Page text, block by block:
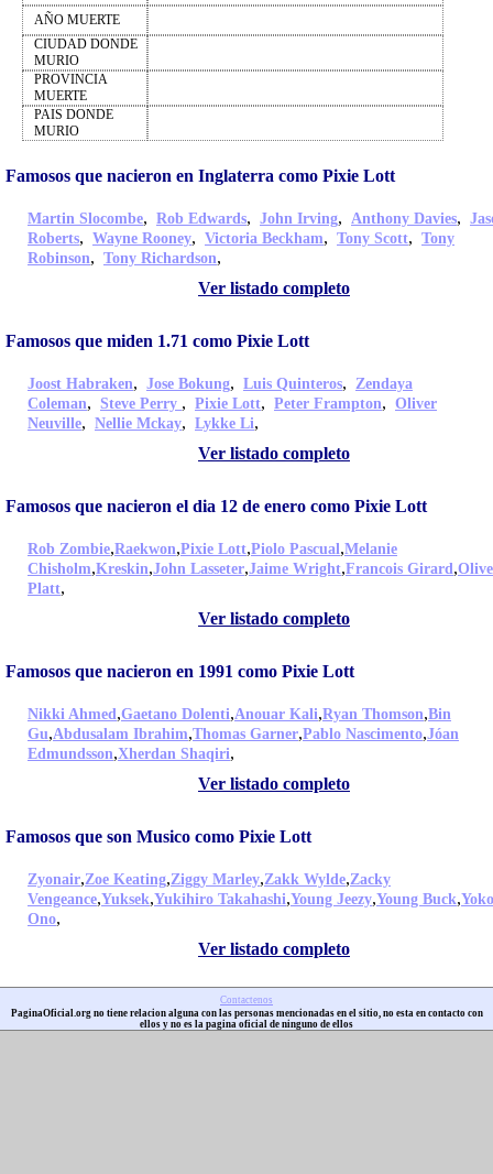
AÑO MUERTE
CIUDAD DONDE
MURIO
PROVINCIA
MUERTE
PAIS DONDE
MURIO
Famosos que nacieron en Inglaterra como Pixie Lott
Martin Slocombe, Rob Edwards, John Irving, Anthony Davies,
Roberts, Wayne Rooney, Victoria Beckham, Tony Scott, Tony
Robinson, Tony Richardson,
Ver listado completo
Famosos que miden 1.71 como Pixie Lott
Joost Habraken, Jose Bokung, Luis Quinteros, Zendaya
Coleman, Steve Perry , Pixie Lott, Peter Frampton, Oliver
Neuville, Nellie Mckay, Lykke Li,
Ver listado completo
Famosos que nacieron el dia 12 de enero como Pixie Lott
Rob Zombie,Raekwon,Pixie Lott,Piolo Pascual,Melanie
Chisholm,Kreskin,John Lasseter,Jaime Wright,Francois Girard,
Platt,
Ver listado completo
Famosos que nacieron en 1991 como Pixie Lott
Nikki Ahmed,Gaetano Dolenti,Anouar Kali,Ryan Thomson,Bin
Gu,Abdusalam Ibrahim,Thomas Garner,Pablo Nascimento,Jóan
Edmundsson,Xherdan Shaqiri,
Ver listado completo
Famosos que son Musico como Pixie Lott
Zyonair,Zoe Keating,Ziggy Marley,Zakk Wylde,Zacky
Vengeance,Yuksek,Yukihiro Takahashi,Young Jeezy,Young Buck,Yoko
Ono,
Ver listado completo
Contactenos
PaginaOficial.org no tiene relacion alguna con las personas mencionadas en el sitio, no esta en contacto con
ellos y no es la pagina oficial de ninguno de ellos